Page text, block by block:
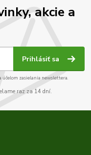
akcie a
Prihlásiť sa
účelom zasielania newslettera.
raz za 14 dní.